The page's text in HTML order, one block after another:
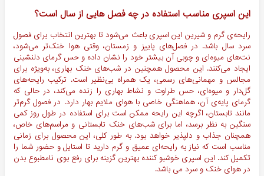
این اسپری مناسب استفاده در چه فصل هایی از سال است؟
رایحه‌ی گرم و شیرین این اسپری باعث می‌شود تا بهترین انتخاب برای فصول
سرد سال باشد. در فصل‌های پاییز و زمستان، وقتی هوا خنک‌تر می‌شود،
نت‌های میوه‌ای و چوبی آن بیشتر خود را نشان داده و حس گرمای دلنشینی
ایجاد می‌کنند. این محصول همچنین در شب‌های خنک بهاری، به‌ویژه برای
مجالس و مهمانی‌های رسمی، یک همراه بی‌نظیر است. ترکیب رایحه‌های
گل‌دار و میوه‌ای، حس طراوت و نشاط بهاری را زنده می‌کند، در حالی که
گرمای پایه‌ی آن، هماهنگی خاصی با هوای ملایم بهار دارد. در فصول گرم‌تر
مانند تابستان، اگرچه این رایحه ممکن است برای استفاده در طول روز کمی
سنگین به نظر برسد، اما برای شب‌های خنک تابستانی و مراسم‌های خاص،
همچنان جذاب و دلپذیر خواهد بود. به طور کلی، این محصول برای زمانی
مناسب است که نیاز به رایحه‌ای عمیق و گرم دارید تا استایل و حضور شما را
تکمیل کند. این اسپری خوشبو کننده بهترین گزینه برای رفع بوی نامطبوع بدن
در هوای خنک و سرد می باشد.